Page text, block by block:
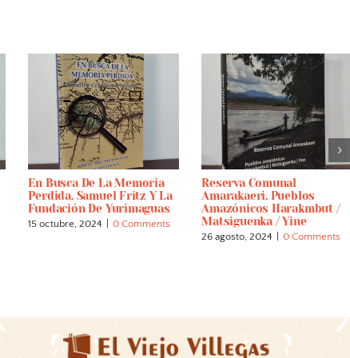
En Busca De La Memoria
Perdida. Samuel Fritz Y La
Fundación De Yurimaguas
15 octubre, 2024 0 Comments
Reserva Comunal
Amarakaeri. Pueblos
Amazónicos Harakmbut /
Matsiguenka / Yine
26 agosto, 2024 0 Comments